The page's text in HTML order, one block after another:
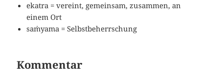
ekatra = vereint, gemeinsam, zusammen, an
einem Ort
saṁyama = Selbstbeherrschung
Kommentar